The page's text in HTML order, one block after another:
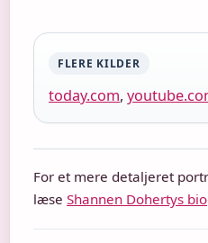
FLERE KILDER
today.com,
For et mere detaljeret
læse Shannen Dohertys